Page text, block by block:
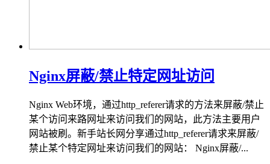
Nginx屏蔽/禁止特定网址访问
Nginx Web环境，通过http_referer请求的方法来屏蔽/禁止
某个访问来路网址来访问我们的网站，此方法主要用户
网站被刷。新手站长网分享通过http_referer请求来屏蔽/
禁止某个特定网址来访问我们的网站： Nginx屏蔽/...